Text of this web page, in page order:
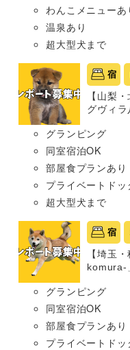
わんこメニューあ
温泉あり
超大型犬まで
宿
【山梨
グヴィラ
グランピング
同室宿泊OK
部屋食プランあり
プライベートドッ
超大型犬まで
宿
【埼玉
komura-
グランピング
同室宿泊OK
部屋食プランあり
プライベートドッ